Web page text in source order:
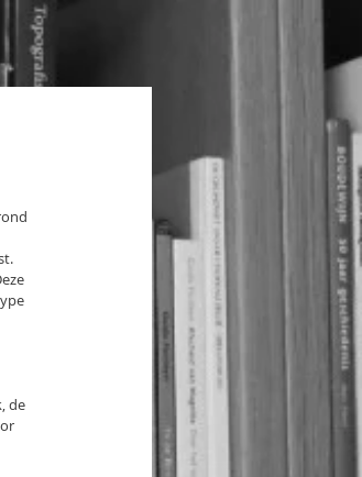
de